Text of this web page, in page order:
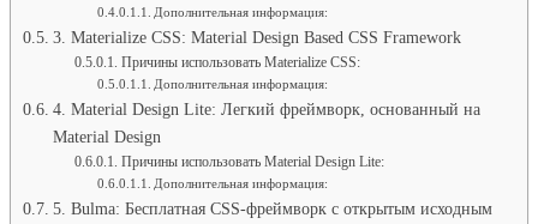
Дополнительная информация:
3. Materialize CSS: Material Design Based CSS Framework
Причины использовать Materialize CSS:
Дополнительная информация:
4. Material Design Lite: Легкий фреймворк, основанный на
Material Design
Причины использовать Material Design Lite:
Дополнительная информация:
5. Bulma: Бесплатная CSS-фреймворк с открытым исходным